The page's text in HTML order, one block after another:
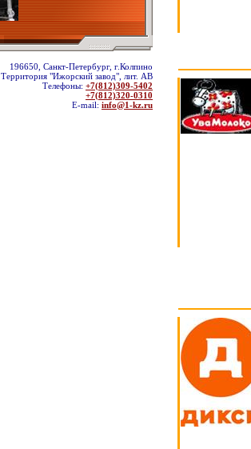
196650, Санкт-Петербург, г.Колпино
Территория "Ижорский завод", лит. АВ
Телефоны: +7(812)309-5402
+7(812)320-0310
E-mail: info@1-kz.ru